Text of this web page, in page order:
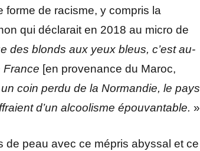
forme de racisme, y compris la
qui déclarait en 2018 au micro de
des blonds aux yeux bleus, c’est au-
France [en provenance du Maroc,
coin perdu de la Normandie, le pays
d’un alcoolisme épouvantable. »
de peau avec ce mépris abyssal et ce